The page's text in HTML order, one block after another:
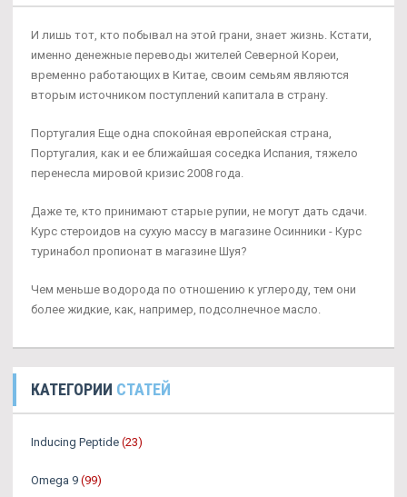
И лишь тот, кто побывал на этой грани, знает жизнь. Кстати,
именно денежные переводы жителей Северной Кореи,
временно работающих в Китае, своим семьям являются
вторым источником поступлений капитала в страну.
Португалия Еще одна спокойная европейская страна,
Португалия, как и ее ближайшая соседка Испания, тяжело
перенесла мировой кризис 2008 года.
Даже те, кто принимают старые рупии, не могут дать сдачи.
Курс стероидов на сухую массу в магазине Осинники - Курс
туринабол пропионат в магазине Шуя?
Чем меньше водорода по отношению к углероду, тем они
более жидкие, как, например, подсолнечное масло.
КАТЕГОРИИ СТАТЕЙ
Inducing Peptide (23)
Omega 9 (99)